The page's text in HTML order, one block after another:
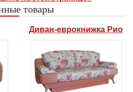
товары
Диван-еврокнижка Рио